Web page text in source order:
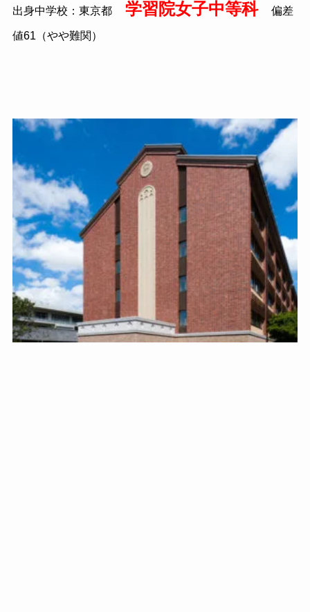
出身中学校：東京都 学習院女子中等科 偏差
値61（やや難関）